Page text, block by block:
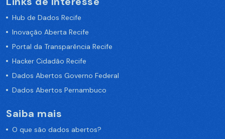
Hub de Dados Recife
Inovação Aberta Recife
Portal da Transparência Recife
Hacker Cidadão Recife
Dados Abertos Governo Federal
Dados Abertos Pernambuco
Saiba mais
O que são dados abertos?